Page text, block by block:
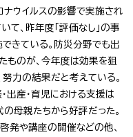
ナウイルスの影響で実施され
、昨年度「評価なし」の事
きている。防災分野でも出
ものが、今年度は効果を狙
力の結果だと考えている。
出産・育児における支援は
母親たちから好評だった。
発や講座の開催などの他、